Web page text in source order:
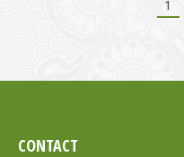
1
CONTACT